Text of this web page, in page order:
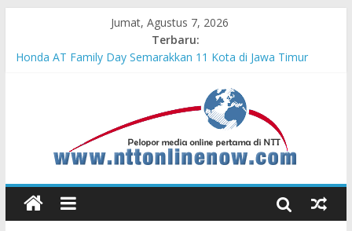
Jumat, Agustus 7, 2026
Terbaru:
Cahaya Kemerdekaan di Nonotbatan: Listrik Masuk Desa, PLN
Edukasi Keselamatan
Teras Bank Indonesia Hadir di Belu, Bupati Willy : Terima Kasih
BI Atas Kepeduliannya Tingkatkan Budaya Literasi
Astra Honda Siap Lanjutkan Performa Positif di ARRC
Mandalika 2026
Pengadaan Kapal PPA Perkuat Kemampuan Pertahanan Udara
TNI AL Hadapi Ancaman Maritim Modern